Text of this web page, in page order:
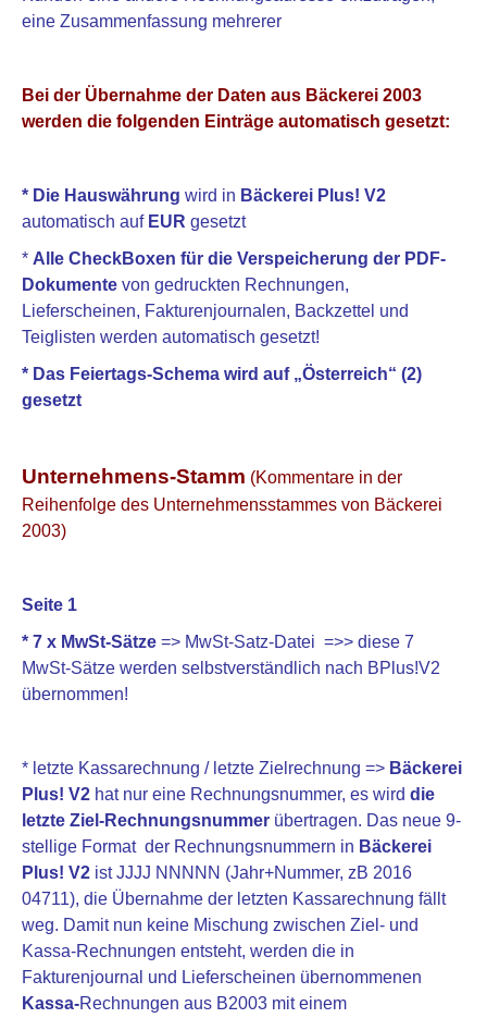
eine Zusammenfassung mehrerer
Bei der Übernahme der Daten aus Bäckerei 2003
werden die folgenden Einträge automatisch gesetzt:
* Die Hauswährung wird in Bäckerei Plus! V2
automatisch auf EUR gesetzt
* Alle CheckBoxen für die Verspeicherung der PDF-
Dokumente von gedruckten Rechnungen,
Lieferscheinen, Fakturenjournalen, Backzettel und
Teiglisten werden automatisch gesetzt!
* Das Feiertags-Schema wird auf „Österreich“ (2)
gesetzt
Unternehmens-Stamm (Kommentare in der
Reihenfolge des Unternehmensstammes von Bäckerei
2003)
Seite 1
* 7 x MwSt-Sätze => MwSt-Satz-Datei =>> diese 7
MwSt-Sätze werden selbstverständlich nach BPlus!V2
übernommen!
* letzte Kassarechnung / letzte Zielrechnung => Bäckerei
Plus! V2 hat nur eine Rechnungsnummer, es wird die
letzte Ziel-Rechnungsnummer übertragen. Das neue 9-
stellige Format der Rechnungsnummern in Bäckerei
Plus! V2 ist JJJJ NNNNN (Jahr+Nummer, zB 2016
04711), die Übernahme der letzten Kassarechnung fällt
weg. Damit nun keine Mischung zwischen Ziel- und
Kassa-Rechnungen entsteht, werden die in
Fakturenjournal und Lieferscheinen übernommenen
Kassa-Rechnungen aus B2003 mit einem